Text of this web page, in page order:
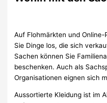
Auf Flohmärkten und
Sie Dinge los, die sich
Sachen können Sie
beschenken. Auch als
Organisationen eignen sich
Aussortierte Kleidung ist im